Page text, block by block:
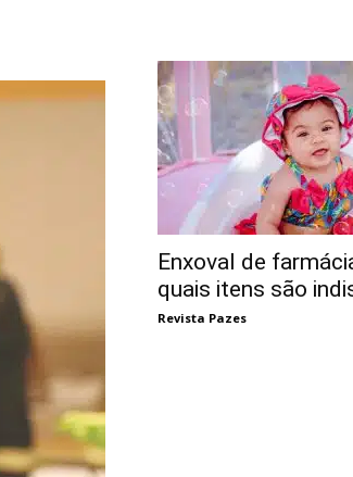
Enxoval de
quais itens são
Revista Pazes